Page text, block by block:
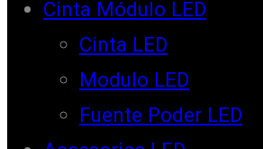
Cinta Módulo LED
Cinta LED
Modulo LED
Fuente Poder LED